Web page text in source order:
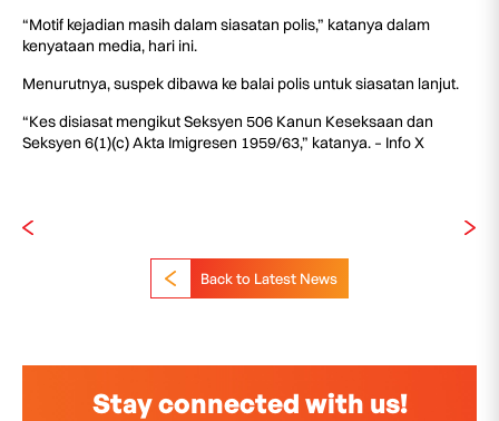
“Motif kejadian masih dalam siasatan polis,” katanya dalam
kenyataan media, hari ini.
Menurutnya, suspek dibawa ke balai polis untuk siasatan lanjut.
“Kes disiasat mengikut Seksyen 506 Kanun Keseksaan dan
Seksyen 6(1)(c) Akta Imigresen 1959/63,” katanya. – Info X
Back to Latest News
Stay connected with us!